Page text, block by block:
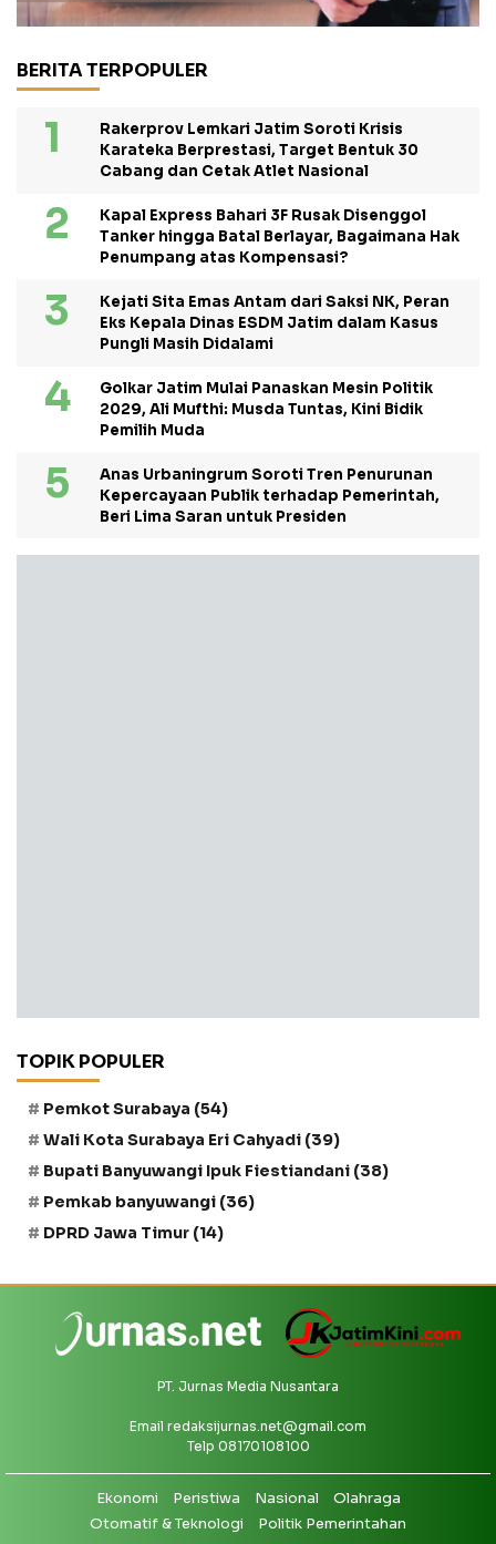
BERITA TERPOPULER
Rakerprov Lemkari Jatim Soroti Krisis
Karateka Berprestasi, Target Bentuk 30
Cabang dan Cetak Atlet Nasional
Kapal Express Bahari 3F Rusak Disenggol
Tanker hingga Batal Berlayar, Bagaimana Hak
Penumpang atas Kompensasi?
Kejati Sita Emas Antam dari Saksi NK, Peran
Eks Kepala Dinas ESDM Jatim dalam Kasus
Pungli Masih Didalami
Golkar Jatim Mulai Panaskan Mesin Politik
2029, Ali Mufthi: Musda Tuntas, Kini Bidik
Pemilih Muda
Anas Urbaningrum Soroti Tren Penurunan
Kepercayaan Publik terhadap Pemerintah,
Beri Lima Saran untuk Presiden
TOPIK POPULER
Pemkot Surabaya (54)
Wali Kota Surabaya Eri Cahyadi (39)
Bupati Banyuwangi Ipuk Fiestiandani (38)
Pemkab banyuwangi (36)
DPRD Jawa Timur (14)
PT. Jurnas Media Nusantara
Email redaksijurnas.net@gmail.com
Telp 08170108100
Ekonomi Peristiwa Nasional
Olahraga
Otomatif & Teknologi
Politik Pemerintahan